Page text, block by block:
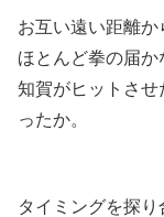
お互い遠い距離か
ほとんど拳の届か
知賀がヒットさ
ったか。
タイミングを探り